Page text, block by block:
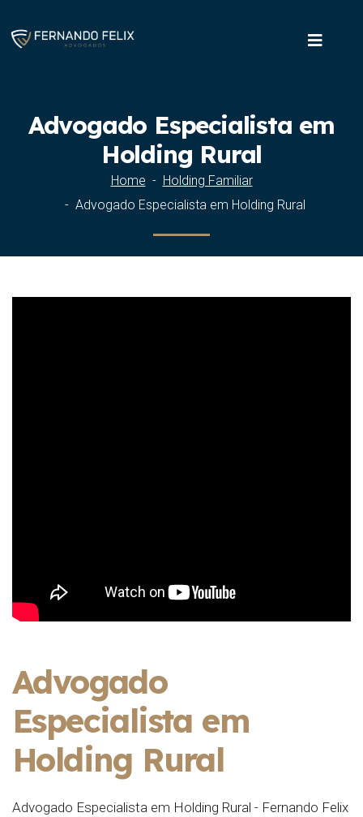
Advogado Especialista em
Holding Rural
Home
Holding Familiar
Advogado Especialista em Holding Rural
Advogado
Especialista em
Holding Rural
Advogado Especialista em Holding Rural - Fernando Felix